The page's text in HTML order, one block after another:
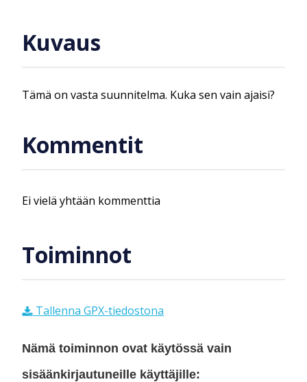
Kuvaus
Tämä on vasta suunnitelma. Kuka sen vain ajaisi?
Kommentit
Ei vielä yhtään kommenttia
Toiminnot
Tallenna GPX-tiedostona
Nämä toiminnon ovat käytössä vain
sisäänkirjautuneille käyttäjille: